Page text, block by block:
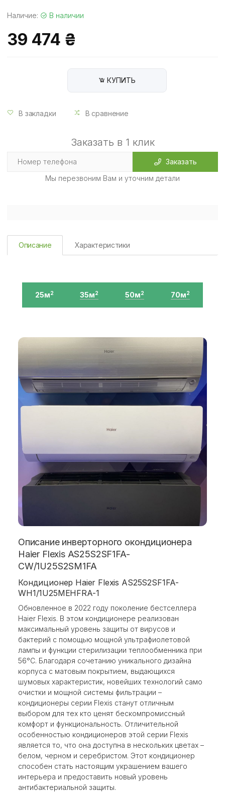
Наличие: В наличии
39 474 ₴
КУПИТЬ
В закладки В сравнение
Заказать в 1 клик
Заказать
Мы перезвоним Вам и уточним детали
Описание Характеристики
25м2 35м2 50м2 70м2
Описание инверторного окондиционера
Haier Flexis AS25S2SF1FA-
CW/1U25S2SM1FA
Кондиционер Haier Flexis AS25S2SF1FA-
WH1/1U25MEHFRA-1
Обновленное в 2022 году поколение бестселлера
Haier Flexis. В этом кондиционере реализован
максимальный уровень защиты от вирусов и
бактерий с помощью мощной ультрафиолетовой
лампы и функции стерилизации теплообменника при
56°С. Благодаря сочетанию уникального дизайна
корпуса с матовым покрытием, выдающихся
шумовых характеристик, новейших технологий само
очистки и мощной системы фильтрации –
кондиционеры серии Flexis станут отличным
выбором для тех кто ценят бескомпромиссный
комфорт и функциональность. Отличительной
особенностью кондиционеров этой серии Flexis
является то, что она доступна в нескольких цветах –
белом, черном и серебристом. Этот кондиционер
способен стать настоящим украшением вашего
интерьера и предоставить новый уровень
антибактериальной защиты.